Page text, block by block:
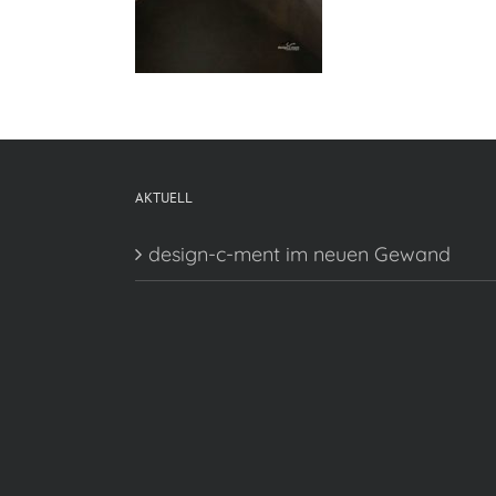
AKTUELL
design-c-ment im neuen Gewand